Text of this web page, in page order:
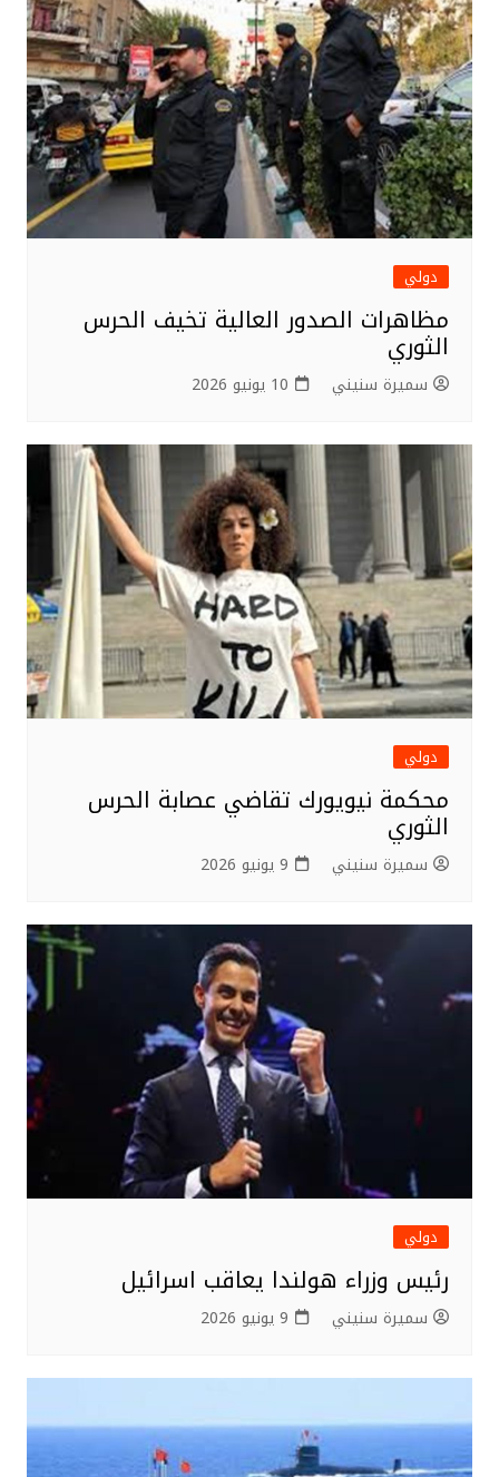
دولي
مظاهرات الصدور العالية تخيف الحرس
الثوري
سميرة سنيني 10 يونيو 2026
دولي
محكمة نيويورك تقاضي عصابة الحرس
الثوري
سميرة سنيني 9 يونيو 2026
دولي
رئيس وزراء هولندا يعاقب اسرائيل
سميرة سنيني 9 يونيو 2026